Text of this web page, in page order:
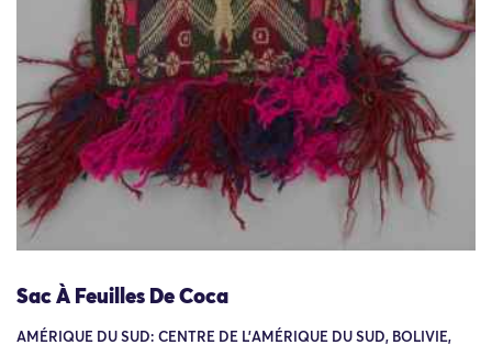
Sac À Feuilles De Coca
AMÉRIQUE DU SUD: CENTRE DE L'AMÉRIQUE DU SUD, BOLIVIE,